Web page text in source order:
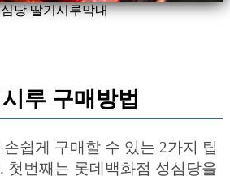
당 딸기시루막내
루 구매방법
쉽게 구매할 수 있는 2가지 팁
첫번째는 롯데백화점 성심당을